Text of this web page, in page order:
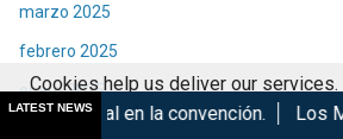
marzo 2025
febrero 2025
enero 2025
LATEST NEWS
convención. Los Mejores Años de
Cookies help us deliver our services.
services, you agree to our use of